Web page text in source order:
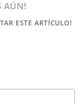
AÚN!
ESTE ARTÍCULO!